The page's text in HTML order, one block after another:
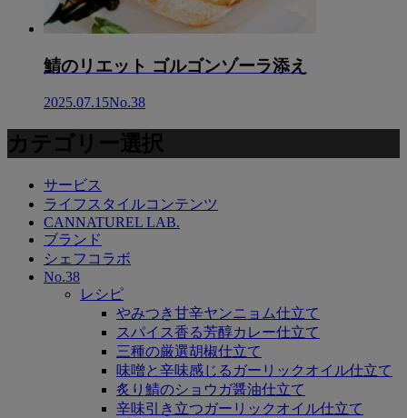
鯖のリエット ゴルゴンゾーラ添え
2025.07.15No.38
カテゴリー選択
サービス
ライフスタイルコンテンツ
CANNATUREL LAB.
ブランド
シェフコラボ
No.38
レシピ
やみつき甘辛ヤンニョム仕立て
スパイス香る芳醇カレー仕立て
三種の厳選胡椒仕立て
味噌と辛味感じるガーリックオイル仕立て
炙り鯖のショウガ醤油仕立て
辛味引き立つガーリックオイル仕立て